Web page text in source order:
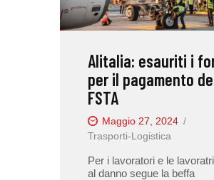
PODCAST CUB
INTERNAZIONALE
RASSEGNA STAMPA
Alitalia: esauriti i
per il pagamento
FSTA
Maggio 27, 2024
Trasporti-Logistica
Per i lavoratori e le
al danno segue la beffa